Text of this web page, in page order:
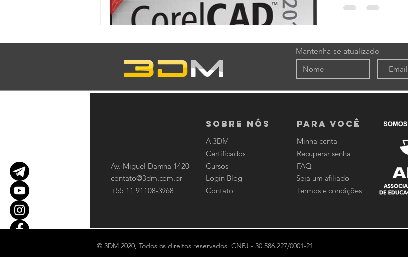
Mantenha-se atualizado
Av. Miguel Damha 1420
contato@3dm.com.br
+55 11 91108-3968
Sobre nós
A 3DM
Certificados
Cursos
Login Blog
Contato
PARA VOCÊ
Minha conta
Recuperar senha
FAQ
Seja um afiliado
Termos e condições
© 3DM 2020, Todos os direitos reservados. CNPJ - 30.586.227/0001-21